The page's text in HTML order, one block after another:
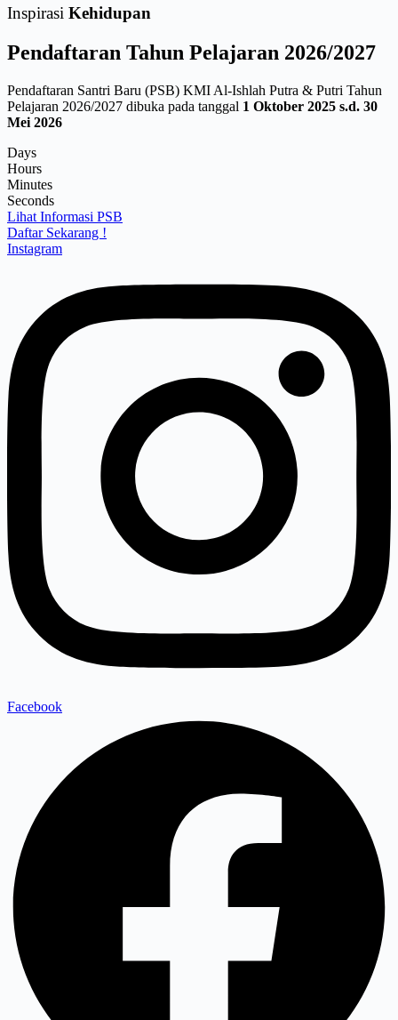
Inspirasi Kehidupan
Pendaftaran Tahun Pelajaran 2026/2027
Pendaftaran Santri Baru (PSB) KMI Al-Ishlah Putra & Putri Tahun
Pelajaran 2026/2027 dibuka pada tanggal 1 Oktober 2025 s.d. 30
Mei 2026
Days
Hours
Minutes
Seconds
Lihat Informasi PSB
Daftar Sekarang !
Instagram
Facebook